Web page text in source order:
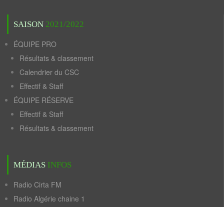
SAISON 2021/2022
ÉQUIPE PRO
Résultats & classement
Calendrier du CSC
Effectif & Staff
ÉQUIPE RÉSERVE
Effectif & Staff
Résultats & classement
MÉDIAS INFOS
Radio Cirta FM
Radio Algérie chaine 1